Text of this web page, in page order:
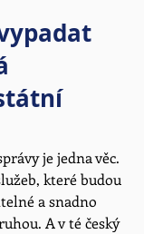
je jedna věc.
které budou
a snadno
A v té český